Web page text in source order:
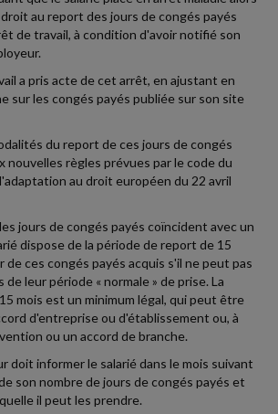
au report des jours de congés payés
de travail, à condition d'avoir notifié son
a pris acte de cet arrêt, en ajustant en
sur les congés payés publiée sur son site
du report de ces jours de congés
nouvelles règles prévues par le code du
au droit européen du 22 avril
jours de congés payés coïncident avec un
dispose de la période de report de 15
de ces congés payés acquis s'il ne peut pas
leur période « normale » de prise. La
mois est un minimum légal, qui peut être
d'entreprise ou d'établissement ou, à
ou un accord de branche.
doit informer le salarié dans le mois suivant
son nombre de jours de congés payés et
il peut les prendre.